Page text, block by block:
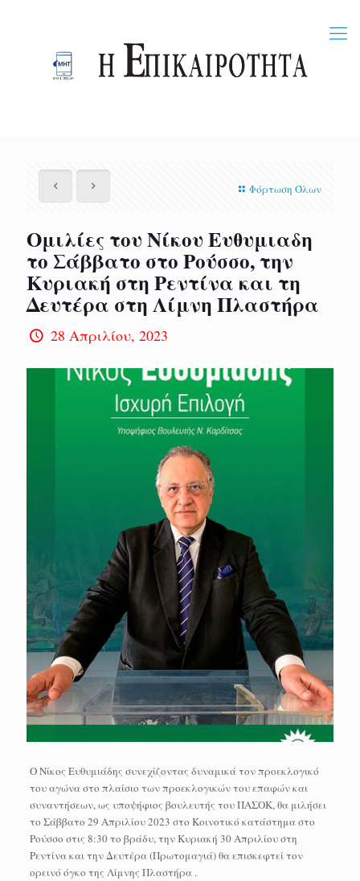
Φόρτωση Όλων
Ομιλίες του Νίκου Ευθυμιαδη
το Σάββατο στο Ρούσσο, την
Κυριακή στη Ρεντίνα και τη
Δευτέρα στη Λίμνη Πλαστήρα
28 Απριλίου, 2023
O Νίκος Ευθυμιάδης συνεχίζοντας δυναμικά τον προεκλογικό
του αγώνα στο πλαίσιο των προεκλογικών του επαφών και
συναντήσεων, ως υποψήφιος βουλευτής του ΠΑΣΟΚ, θα μιλήσει
το Σάββατο 29 Απριλίου 2023 στο Κοινοτικό κατάστημα στο
Ρούσσο στις 8:30 το βράδυ, την Κυριακή 30 Απριλίου στη
Ρεντίνα και την Δευτέρα (Πρωτομαγιά) θα επισκεφτεί τον
ορεινό όγκο της Λίμνης Πλαστήρα .